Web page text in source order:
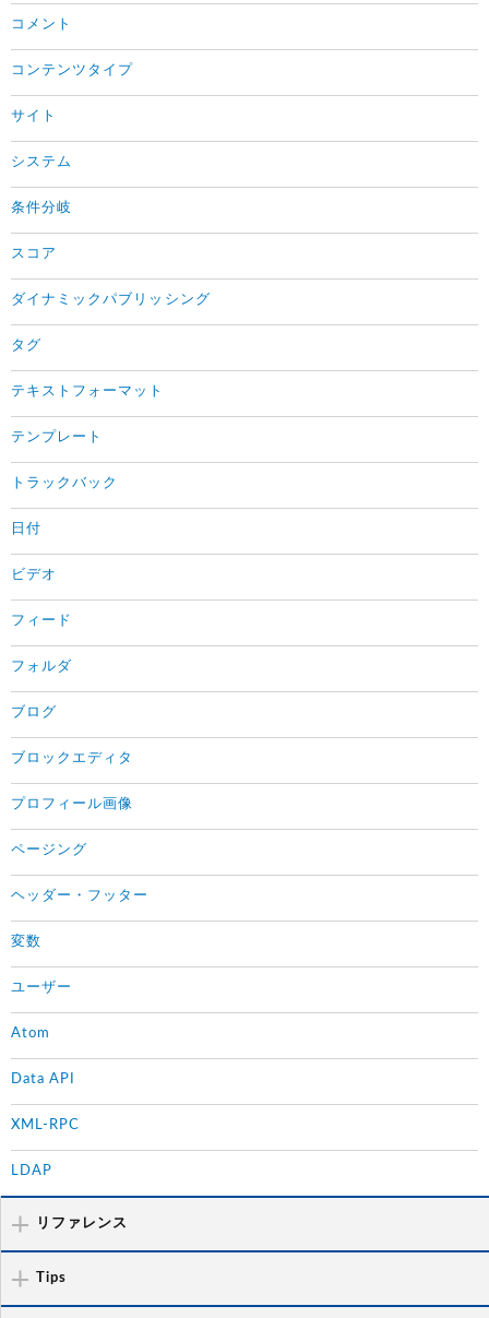
コメント
コンテンツタイプ
サイト
システム
条件分岐
スコア
ダイナミックパブリッシング
タグ
テキストフォーマット
テンプレート
トラックバック
日付
ビデオ
フィード
フォルダ
ブログ
ブロックエディタ
プロフィール画像
ページング
ヘッダー・フッター
変数
ユーザー
Atom
Data API
XML-RPC
LDAP
リファレンス
Tips